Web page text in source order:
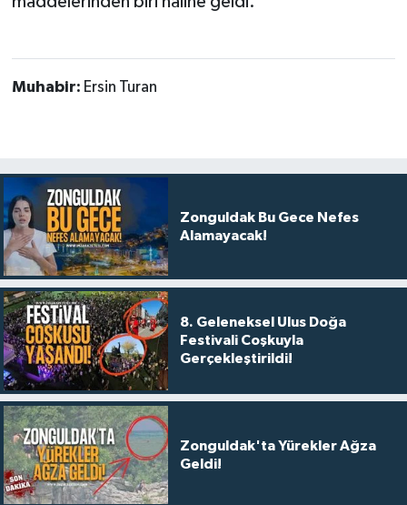
Muhabir: Ersin Turan
Zonguldak Bu Gece Nefes
Alamayacak!
8. Geleneksel Ulus Doğa
Festivali Coşkuyla
Gerçekleştirildi!
Zonguldak'ta Yürekler Ağza
Geldi!